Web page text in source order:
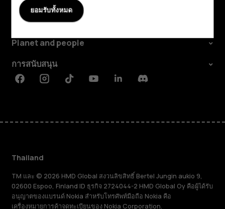
เกี่ยวกับ
Planet and people
การสนับสนุน
FacebookInstagramTiktokYoutubeLinkedinDiscord
Thailand
TM และ © 2026 HMD Global สงวนลิขสิทธิ์ Bertel Jungin aukio 9,
02600 Espoo, Finland ID ธุรกิจ 2724044-2 HMD Global Oy คือผู้ได้รับ
อนุญาตของแบรนด์ Nokia สำหรับโทรศัพท์มือถือ Nokia คือ
เครื่องหมายการค้าจดทะเบียนของ Nokia Corporation.
ยอมรับทั้งหมด